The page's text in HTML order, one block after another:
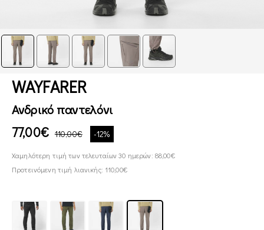
WAYFARER
Ανδρικό παντελόνι
77,00€ 110,00€ -12%
Χαμηλότερη τιμή των τελευταίων 30 ημερών: 88,00€
Προτεινόμενη τιμή λιανικής: 110,00€